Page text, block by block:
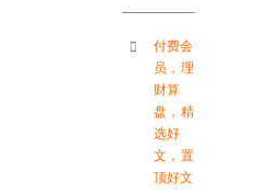
付费会
员 ， 理
财算
盘 ， 精
选好
文 ， 置
顶好文